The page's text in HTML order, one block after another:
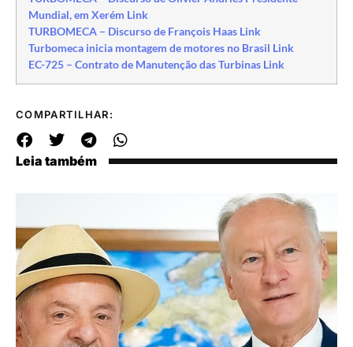
Mundial, em Xerém Link
TURBOMECA – Discurso de François Haas Link
Turbomeca inicia montagem de motores no Brasil Link
EC-725 – Contrato de Manutenção das Turbinas Link
COMPARTILHAR:
Leia também